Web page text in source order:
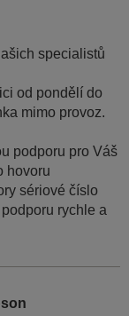
specialistů
od pondělí do
mimo provoz.
podporu pro Váš
hovoru
sériové číslo
rychle a